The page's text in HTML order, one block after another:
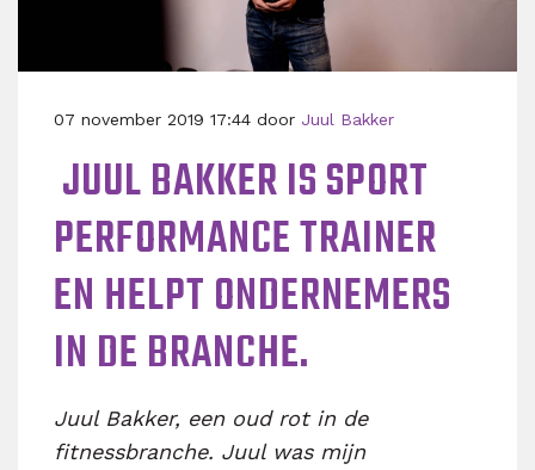
07 november 2019 17:44 door Juul Bakker
​ JUUL BAKKER IS SPORT
PERFORMANCE TRAINER
EN HELPT ONDERNEMERS
IN DE BRANCHE.
Juul Bakker, een oud rot in de
fitnessbranche. Juul was mijn